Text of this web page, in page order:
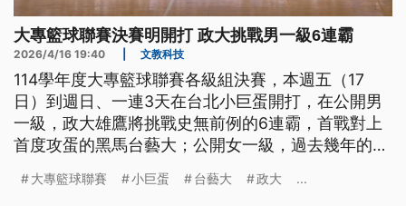
大專籃球聯賽決賽明開打 政大挑戰男一級6連霸
2026/4/16 19:40 文教科技
114學年度大專籃球聯賽各級組決賽，本週五（17
日）到週日、一連3天在台北小巨蛋開打，在公開男
一級，政大雄鷹將挑戰史無前例的6連霸，首戰對上
首度攻蛋的黑馬台藝大；公開女一級，過去幾年的霸
信學院，將是新舊強權的對決。
大專籃球聯賽 小巨蛋 台藝大 政大 ...